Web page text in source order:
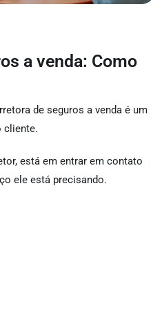
a venda: Como
de seguros a venda é um
cliente.
está em entrar em contato
ele está precisando.